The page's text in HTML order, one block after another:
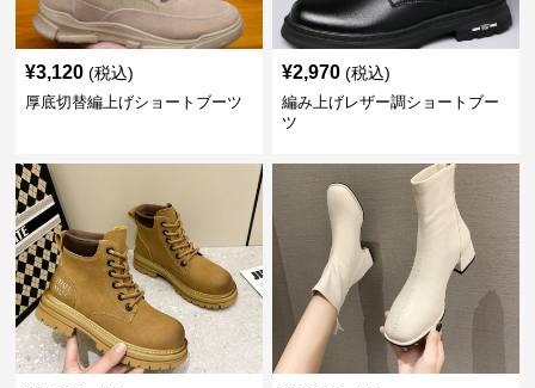
¥3,120 (税込)
厚底切替編上げショートブーツ
¥2,970 (税込)
編み上げレザー調ショートブー
ツ